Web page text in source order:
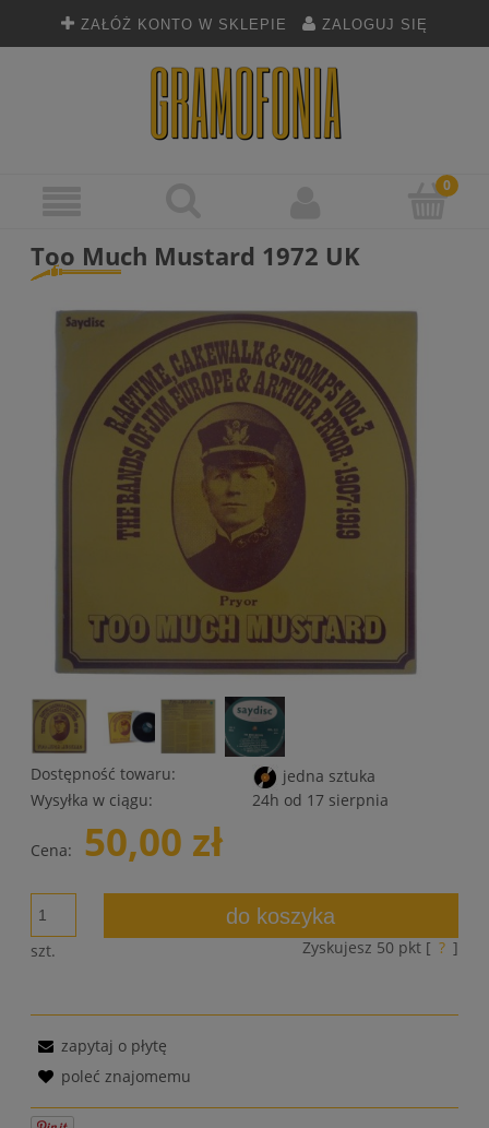
ZAŁÓŻ KONTO W SKLEPIE ZALOGUJ SIĘ
Too Much Mustard 1972 UK
Dostępność towaru:
jedna sztuka
Wysyłka w ciągu:
24h od 17 sierpnia
Cena: 50,00 zł
szt.
do koszyka
Zyskujesz 50 pkt [ ? ]
zapytaj o płytę
poleć znajomemu